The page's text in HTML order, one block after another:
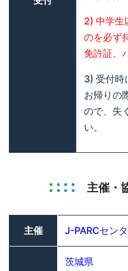
2) 中学生
のを必ず
免許証、
3) 受付時
お帰りの
ので、失
い。
主催・
主催 J-PARCセン
茨城県